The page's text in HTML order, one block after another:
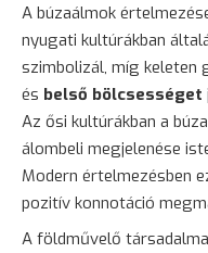
A búzaálmok
nyugati kultúrákban
szimbolizál, míg keleten
és belső bölcsességet
Az ősi kultúrákban a
álombeli megjelenése
Modern értelmezésben
pozitív konnotáció
A földművelő